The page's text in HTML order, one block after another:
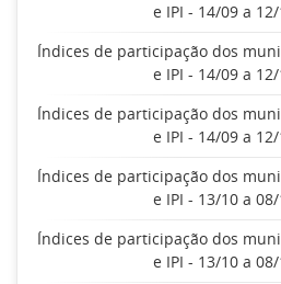
e IPI - 14/09 a
Índices de participação dos
e IPI - 14/09 a
Índices de participação dos
e IPI - 14/09 a
Índices de participação dos
e IPI - 13/10 a
Índices de participação dos
e IPI - 13/10 a